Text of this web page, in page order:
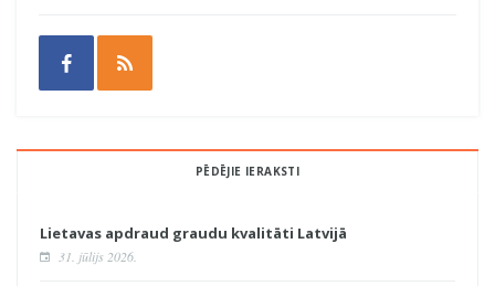
PĒDĒJIE IERAKSTI
Lietavas apdraud graudu kvalitāti Latvijā
31. jūlijs 2026.